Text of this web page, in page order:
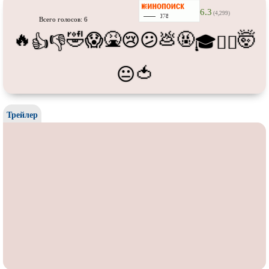
Про танцы
Про тюрьму Про футбол
Про хакеров Про хоккей ифигурное
Про Юристов и
Псевдодокументальный Режиссёрская версия
Роуд-муви
Всего голосов: 6
6.3 (4,299)
🔥 👍👎🤣😱🤮😢😕💩🤬🎓😵‍💫🤯
😐🍅
Трейлер